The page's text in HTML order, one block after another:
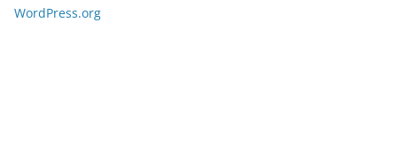
WordPress.org